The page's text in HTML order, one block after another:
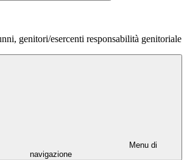
genitori/esercenti responsabilità genitoriale
Menu di
navigazione